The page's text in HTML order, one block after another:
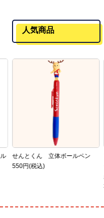
人気商品
せんとくん 立体ボールペン
550円(税込)